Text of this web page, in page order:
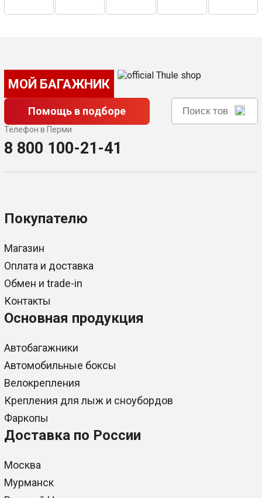
МОЙ БАГАЖНИК
Помощь в подборе
Телефон в Перми
8 800 100-21-41
Покупателю
Магазин
Оплата и доставка
Обмен и trade-in
Контакты
Основная продукция
Автобагажники
Автомобильные боксы
Велокрепления
Крепления для лыж и сноубордов
Фаркопы
Доставка по России
Москва
Мурманск